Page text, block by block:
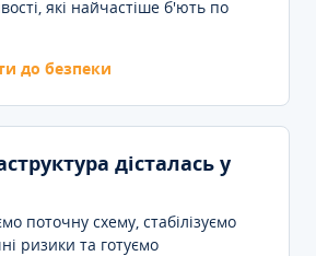
які найчастіше б'ють по
до безпеки
дісталась у
поточну схему, стабілізуємо
ризики та готуємо